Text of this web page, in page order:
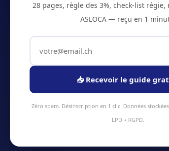
Bienne
Service nettoyage cages
24h, intervention sous
professionnel, tarifs
Devis instantané
28 pages, règle des 3%, check-list
ASLOCA — reçu en 1
📥 Recevoir le guide
Zéro spam. Désinscription en 1 clic. Données
LPD + RGPD.